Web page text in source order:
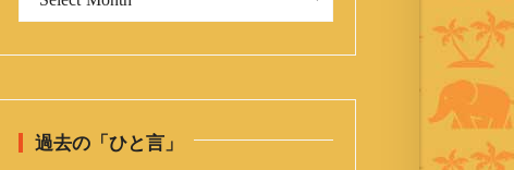
ひ
言 過去の「ひと言」